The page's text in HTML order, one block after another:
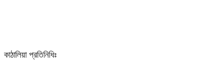
কাঠালিয়া প্রতিনিধিঃ